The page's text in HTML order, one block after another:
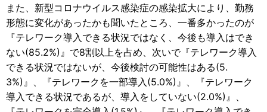
また、新型コロナウイルス感染症の感染拡大により、勤務
形態に変化があったかも聞いたところ、一番多かったのが
『テレワーク導入できる状況ではなく、今後も導入はでき
ない(85.2%)』で8割以上を占め、次いで『テレワーク導入
できる状況ではないが、今後検討の可能性はある(5.
3%)』、『テレワークを一部導入(5.0%)』、『テレワーク
導入できる状況であるが、導入をしていない(2.0%)』、